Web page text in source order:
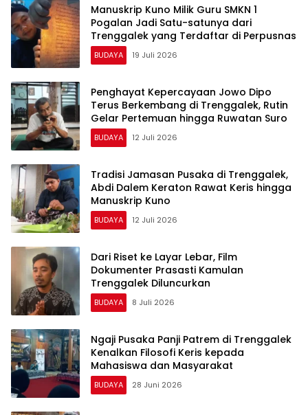
Manuskrip Kuno Milik Guru SMKN 1
Pogalan Jadi Satu-satunya dari
Trenggalek yang Terdaftar di Perpusnas
BUDAYA 19 Juli 2026
Penghayat Kepercayaan Jowo Dipo
Terus Berkembang di Trenggalek, Rutin
Gelar Pertemuan hingga Ruwatan Suro
BUDAYA 12 Juli 2026
Tradisi Jamasan Pusaka di Trenggalek,
Abdi Dalem Keraton Rawat Keris hingga
Manuskrip Kuno
BUDAYA 12 Juli 2026
Dari Riset ke Layar Lebar, Film
Dokumenter Prasasti Kamulan
Trenggalek Diluncurkan
BUDAYA 8 Juli 2026
Ngaji Pusaka Panji Patrem di Trenggalek
Kenalkan Filosofi Keris kepada
Mahasiswa dan Masyarakat
BUDAYA 28 Juni 2026